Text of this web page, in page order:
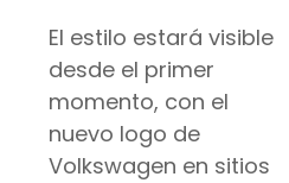
El estilo estará visible
desde el primer
momento, con el
nuevo logo de
Volkswagen en sitios